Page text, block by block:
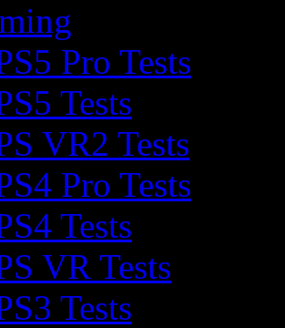
Pro Tests
Tests
VR2 Tests
Pro Tests
Tests
VR Tests
Tests